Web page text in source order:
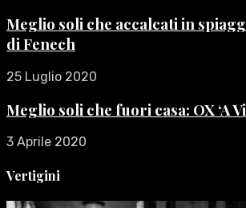
Meglio soli che accalcati in
di Fenech
25 Luglio 2020
Meglio soli che fuori casa: OX ‘A
3 Aprile 2020
Vertigini